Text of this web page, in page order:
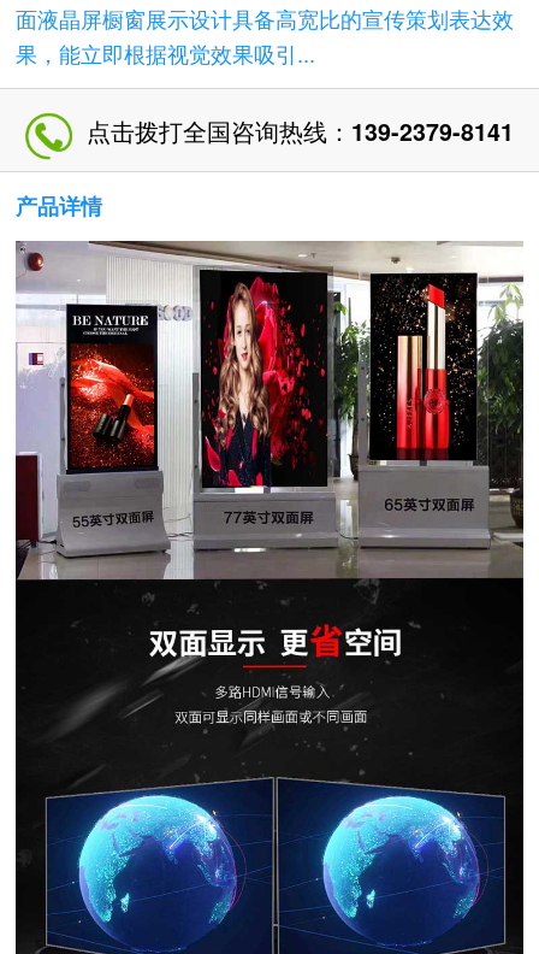
面液晶屏橱窗展示设计具备高宽比的宣传策划表达效
果，能立即根据视觉效果吸引...
点击拨打全国咨询热线： 139-2379-8141
产品详情